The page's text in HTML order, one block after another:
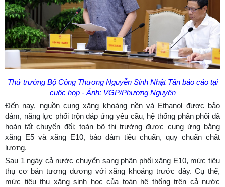
Thứ trưởng Bộ Công Thương Nguyễn Sinh Nhật Tân báo cáo tại
cuộc họp - Ảnh: VGP/Phương Nguyên
Đến nay, nguồn cung xăng khoáng nền và Ethanol được bảo
đảm, năng lực phối trộn đáp ứng yêu cầu, hệ thống phân phối đã
hoàn tất chuyển đổi; toàn bộ thị trường được cung ứng bằng
xăng E5 và xăng E10, bảo đảm tiêu chuẩn, quy chuẩn chất
lượng.
Sau 1 ngày cả nước chuyển sang phân phối xăng E10, mức tiêu
thụ cơ bản tương đương với xăng khoáng trước đây. Cụ thể,
mức tiêu thụ xăng sinh học của toàn hệ thống trên cả nước